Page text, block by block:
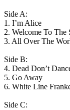
Side A:
1. I’m Alice
2. Welcome To The
3. All Over The
Side B:
4. Dead Don’t
5. Go Away
6. White Line
Side C: